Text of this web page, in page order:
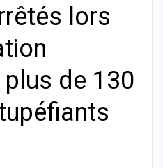
lors
de 130